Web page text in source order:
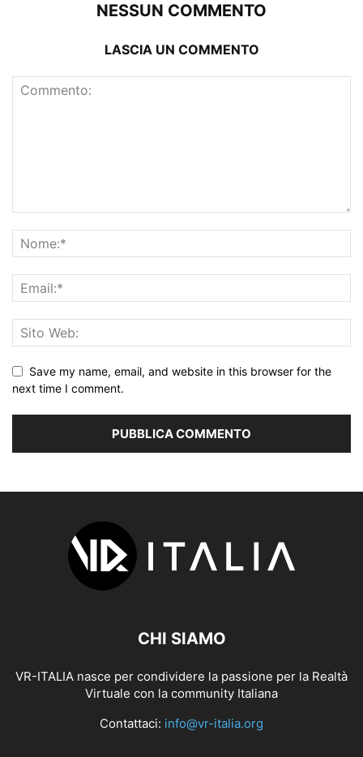
NESSUN COMMENTO
LASCIA UN COMMENTO
Save my name, email, and website in this browser for the
next time I comment.
CHI SIAMO
VR-ITALIA nasce per condividere la passione per la Realtà
Virtuale con la community Italiana
Contattaci: info@vr-italia.org